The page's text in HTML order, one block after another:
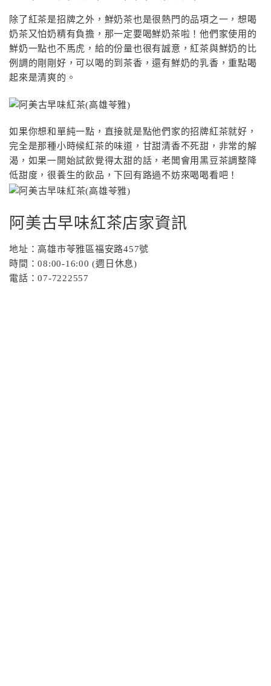
除了紅茶是招牌之外，鮮奶茶也是很熱門的品項之一，想喝
奶茶又怕奶精有負擔，那一定要喝鮮奶茶啦！他們家使用的
鮮奶一點也不馬虎，給的份量也很有誠意，紅茶與鮮奶的比
例調的剛剛好，可以喝的到茶香，還有鮮奶的乳香，重點喝
起來是清爽的。
如果你想和單純一點，直接就是點他們家的招牌紅茶就好，
完全是那種小時候紅茶的味道，甘甜清香不死甜，非常的解
渴，如果一開始試飲覺得太甜的話，老闆會用黑豆茶調整降
低甜度，很養生的飲品，下回有路過不妨來喝喝看吧！
阿美古早味紅茶店家資訊
地址：高雄市苓雅區福安路457號
時間：08:00-16:00 (週日休息)
電話：07-7222557